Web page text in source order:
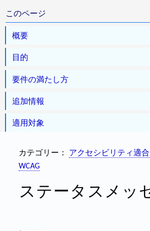
このページ
概要
目的
要件の満たし方
追加情報
適用対象
カテゴリー： アクセシビリティ適合
WCAG
ステータスメッ